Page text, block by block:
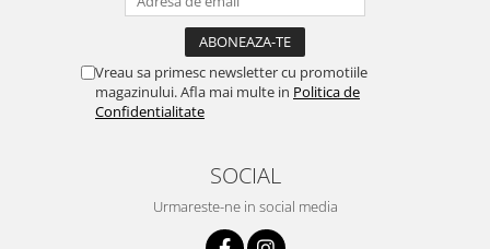
Vreau sa primesc newsletter cu promotiile
magazinului. Afla mai multe in Politica de
Confidentialitate
SOCIAL
Urmareste-ne in social media